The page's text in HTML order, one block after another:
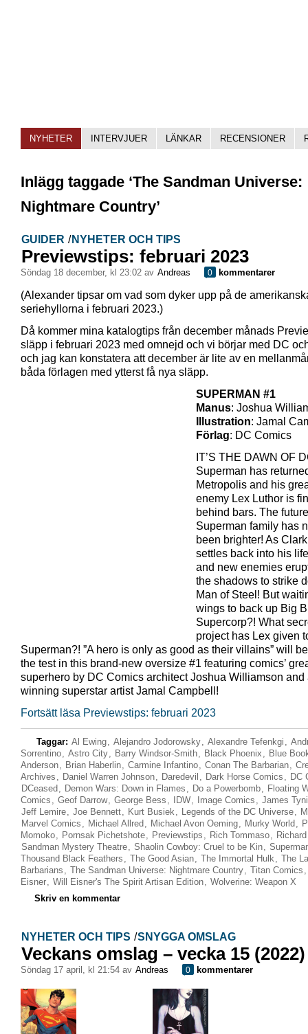
NYHETER INTERVJUER LÄNKAR RECENSIONER
Inlägg taggade ‘The Sandman Universe:
Nightmare Country’
GUIDER / NYHETER OCH TIPS
Previewstips: februari 2023
söndag 18 december, kl 23:02 av Andreas 0 kommentarer
(Alexander tipsar om vad som dyker upp på de
seriehyllorna i februari 2023.)
Då kommer mina katalogtips från december månads
släpp i februari 2023 med omnejd och vi börjar med DC
och jag kan konstatera att december är lite av en
båda förlagen med ytterst få nya släpp.
SUPERMAN #1
Manus: Joshua
Illustration: Jamal
Förlag: DC Comics
IT’S THE DAWN OF
Superman has
Metropolis and his
enemy Lex Luthor is
behind bars. The
Superman family has
been brighter! As
settles back into his
and new enemies
the shadows to strike
Man of Steel! But
wings to back up Big
Supercorp?! What
project has Lex given
Superman?! ”A hero is only as good as their villains” will
the test in this brand-new oversize #1 featuring comics’
superhero by DC Comics architect Joshua Williamson and
winning superstar artist Jamal Campbell!
Fortsätt läsa Previewstips: februari 2023
Taggar: Al Ewing, Alejandro Jodorowsky, Alexandre Tefenkgi ,
Sorrentino, Astro City, Barry Windsor-Smith, Black Phoenix , Blue
Anderson, Brian Haberlin, Carmine Infantino, Conan The Barbarian,
Archives , Daniel Warren Johnson, Daredevil , Dark Horse Comics , DC
DCeased , Demon Wars: Down in Flames , Do a Powerbomb, Floating
Comics , Geof Darrow, George Bess , IDW, Image Comics , James
Jeff Lemire, Joe Bennett, Kurt Busiek, Legends of the DC Universe,
Marvel Comics , Michael Allred , Michael Avon Oeming, Murky World ,
Momoko, Pornsak Pichetshote, Previewstips , Rich Tommaso,
Sandman Mystery Theatre, Shaolin Cowboy: Cruel to be Kin,
Thousand Black Feathers , The Good Asian, The Immortal Hulk, The
Barbarians , The Sandman Universe: Nightmare Country, Titan Comics
Eisner, Will Eisner's The Spirit Artisan Edition, Wolverine: Weapon X
Skriv en kommentar
NYHETER OCH TIPS /SNYGGA OMSLAG
Veckans omslag – vecka 15 (2022)
söndag 17 april, kl 21:54 av Andreas 0 kommentarer